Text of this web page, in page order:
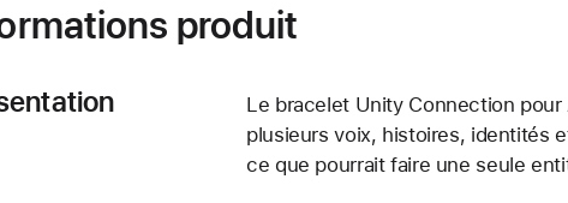
produit
Le bracelet Unity Connection pour
plusieurs voix, histoires, identités
ce que pourrait faire une seule